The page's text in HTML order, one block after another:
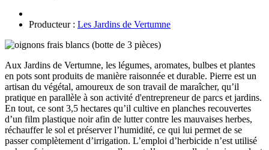
Producteur : Les Jardins de Vertumne
Aux Jardins de Vertumne, les légumes, aromates, bulbes et plantes
en pots sont produits de manière raisonnée et durable. Pierre est un
artisan du végétal, amoureux de son travail de maraîcher, qu’il
pratique en parallèle à son activité d'entrepreneur de parcs et jardins.
En tout, ce sont 3,5 hectares qu’il cultive en planches recouvertes
d’un film plastique noir afin de lutter contre les mauvaises herbes,
réchauffer le sol et préserver l’humidité, ce qui lui permet de se
passer complètement d’irrigation. L’emploi d’herbicide n’est utilisé